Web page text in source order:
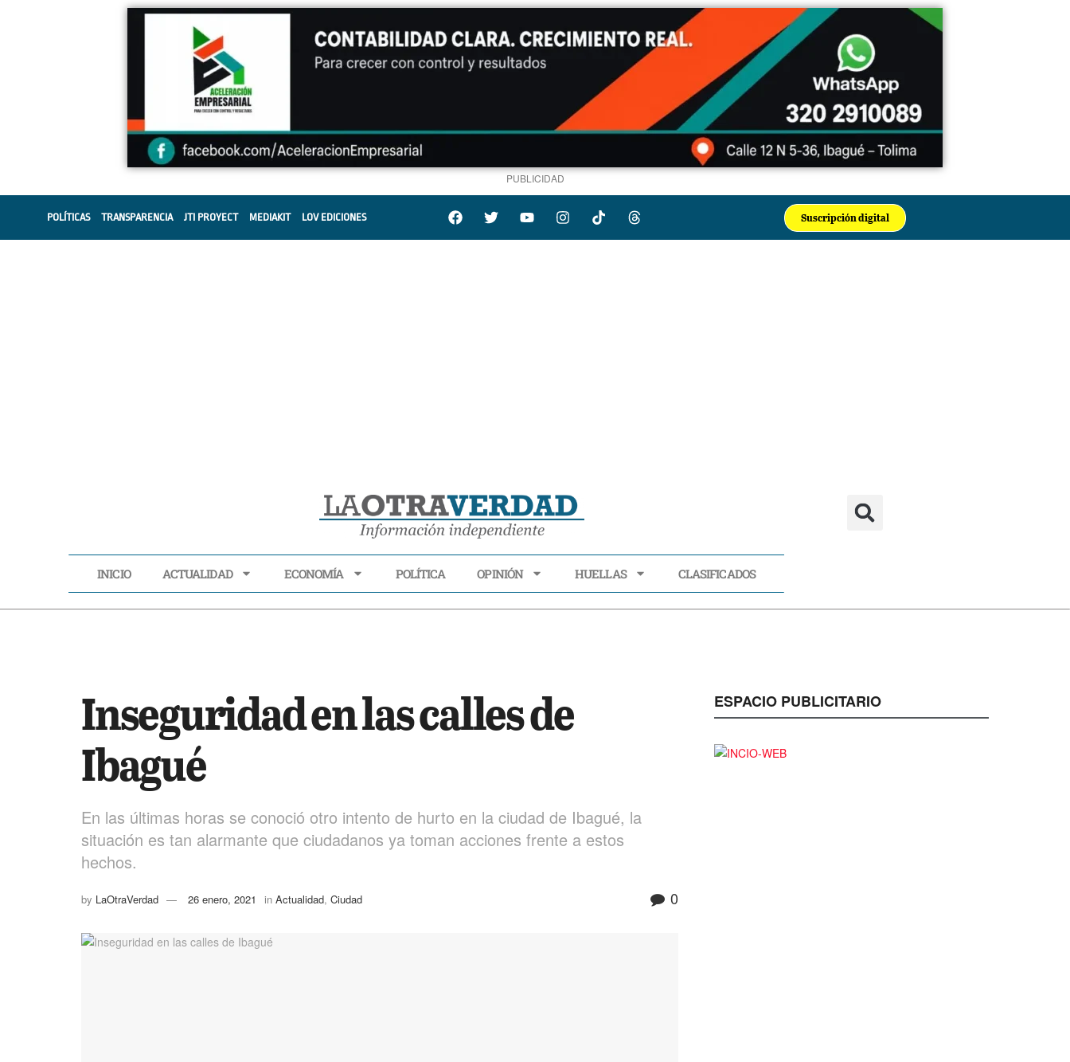
PUBLICIDAD
POLÍTICAS TRANSPARENCIA JTI PROYECT MEDIAKIT LOV EDICIONES Suscripción digital
INICIO ACTUALIDAD ECONOMÍA POLÍTICA OPINIÓN HUELLAS CLASIFICADOS
Inseguridad en las calles de
Ibagué
En las últimas horas se conoció otro intento de hurto en la ciudad de Ibagué, la
situación es tan alarmante que ciudadanos ya toman acciones frente a estos
hechos.
by LaOtraVerdad 26 enero, 2021 in Actualidad, Ciudad 0
ESPACIO PUBLICITARIO